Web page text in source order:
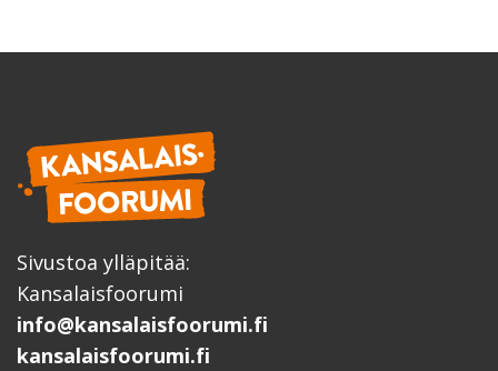
Sivustoa ylläpitää:
Kansalaisfoorumi
info@kansalaisfoorumi.fi
kansalaisfoorumi.fi